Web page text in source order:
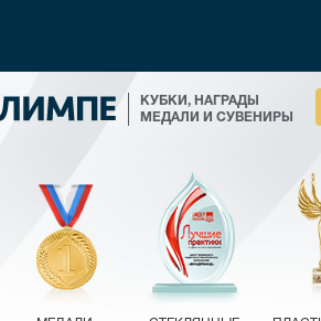
КУБКИ, НАГРАДЫ
МЕДАЛИ И СУВЕНИРЫ